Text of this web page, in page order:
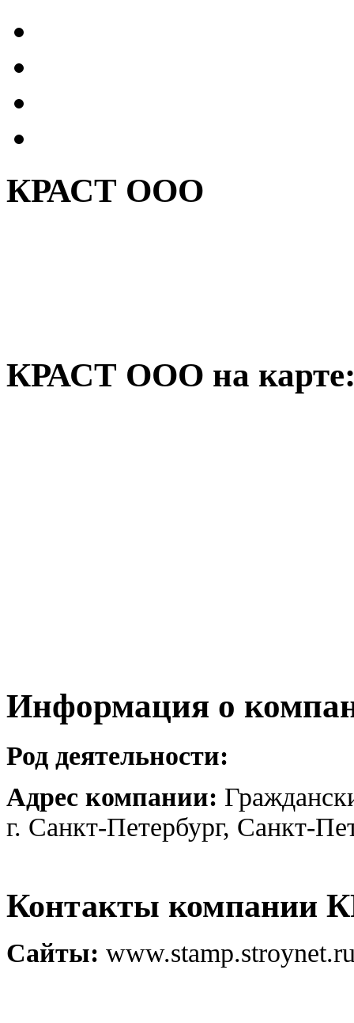
КРАСТ ООО
КРАСТ ООО на
Информация о
Род деятельности:
Адрес компании:
г. Санкт-Петербург, Санкт-
Контакты компании
Сайты: